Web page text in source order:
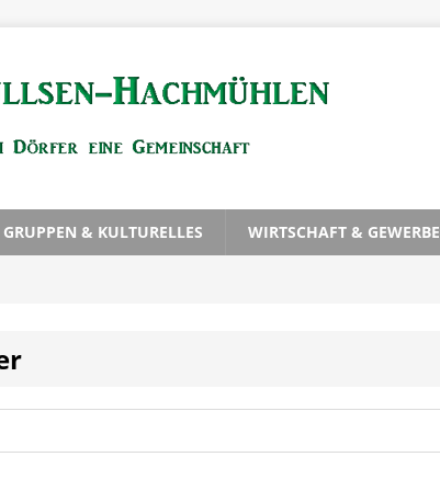
& KULTURELLES WIRTSCHAFT & GEWERBE